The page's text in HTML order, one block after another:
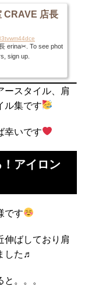
て下さいね
紹介ブロ
て書くこと
、書きなが
いるか確
CRAVE 店長
erina✂︎. To see phot
sign up.
ースタイル、肩
ル集です
幸いです
アイロン
です
伸ばしており肩
した♬
。。。